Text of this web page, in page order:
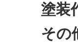
塗装
その